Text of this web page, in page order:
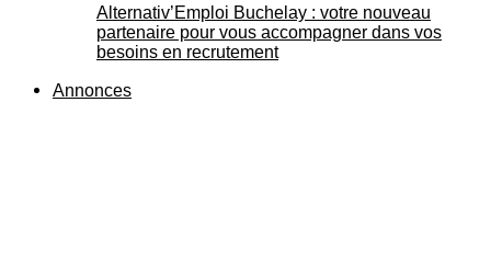
Alternativ’Emploi Buchelay : votre nouveau
partenaire pour vous accompagner dans vos
besoins en recrutement
Annonces